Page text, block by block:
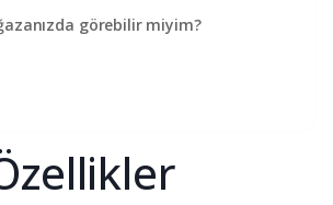
görebilir miyim?